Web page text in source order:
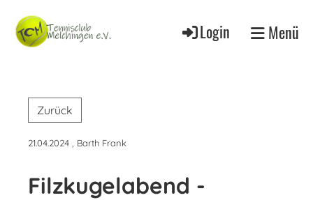
Login Menü
Zurück
21.04.2024 , Barth Frank
Filzkugelabend -